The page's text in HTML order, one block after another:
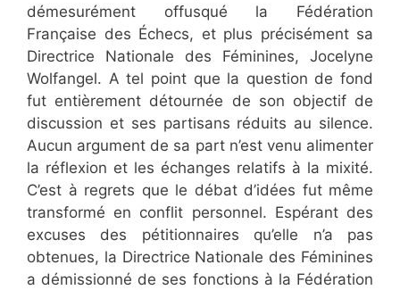
démesurément offusqué la Fédération
Française des Échecs, et plus précisément sa
Directrice Nationale des Féminines, Jocelyne
Wolfangel. A tel point que la question de fond
fut entièrement détournée de son objectif de
discussion et ses partisans réduits au silence.
Aucun argument de sa part n’est venu alimenter
la réflexion et les échanges relatifs à la mixité.
C’est à regrets que le débat d’idées fut même
transformé en conflit personnel. Espérant des
excuses des pétitionnaires qu’elle n’a pas
obtenues, la Directrice Nationale des Féminines
a démissionné de ses fonctions à la Fédération